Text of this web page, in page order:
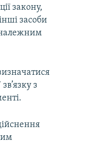
закону,
засоби
належним
з